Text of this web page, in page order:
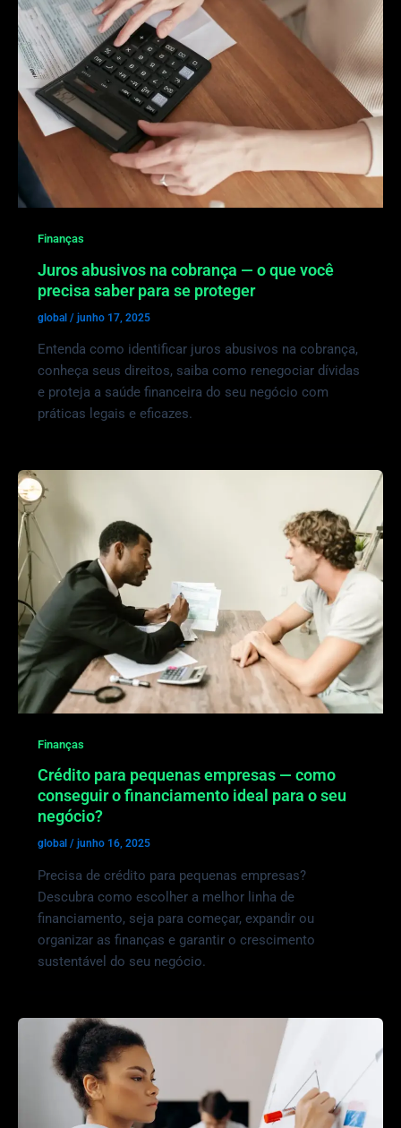
Finanças
Juros abusivos na cobrança — o que você
precisa saber para se proteger
global / junho 17, 2025
Entenda como identificar juros abusivos na cobrança,
conheça seus direitos, saiba como renegociar dívidas
e proteja a saúde financeira do seu negócio com
práticas legais e eficazes.
Finanças
Crédito para pequenas empresas — como
conseguir o financiamento ideal para o seu
negócio?
global / junho 16, 2025
Precisa de crédito para pequenas empresas?
Descubra como escolher a melhor linha de
financiamento, seja para começar, expandir ou
organizar as finanças e garantir o crescimento
sustentável do seu negócio.